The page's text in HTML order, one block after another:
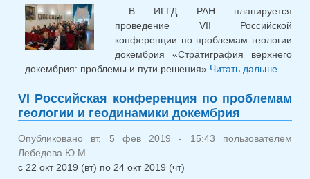
докембрия:
проблемы
решения»
В ИГГД РАН планируется
проведение VII Российской
конференции по проблемам геологии
докембрия «Стратиграфия верхнего
докембрия: проблемы и пути решения» Читать дальше...
VI Российская конференция по проблемам
геологии и геодинамики докембрия
Опубликовано вт, 5 фев 2019 - 15:43 пользователем
Лебедева Ю.М.
с 22 окт 2019 (вт) по 24 окт 2019 (чт)